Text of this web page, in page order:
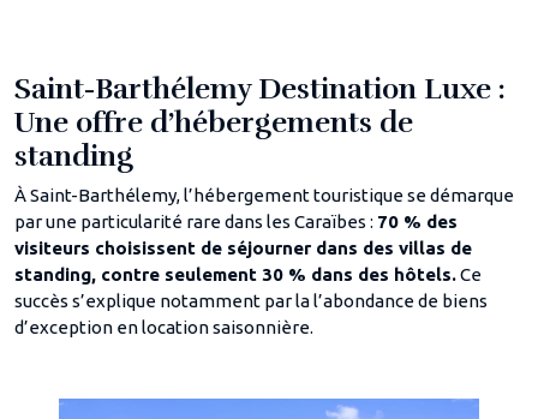
Saint-Barthélemy Destination Luxe :
Une offre d’hébergements de
standing
À Saint-Barthélemy, l’hébergement touristique se démarque
par une particularité rare dans les Caraïbes : 70 % des
visiteurs choisissent de séjourner dans des villas de
standing, contre seulement 30 % dans des hôtels.Ce
succès s’explique notamment par la l’abondance de biens
d’exception en location saisonnière.